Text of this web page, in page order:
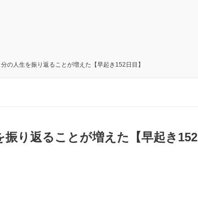
の人生を振り返ることが増えた【早起き152日目】
り返ることが増えた【早起き152